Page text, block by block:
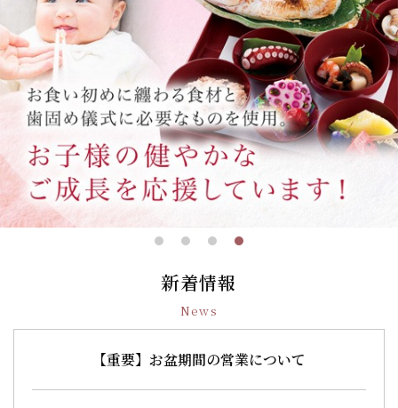
新着情報
News
【重要】お盆期間の営業について